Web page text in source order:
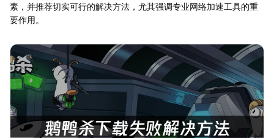
素，并推荐切实可行的解决方法，尤其强调专业网络加速工具的重
要作用。